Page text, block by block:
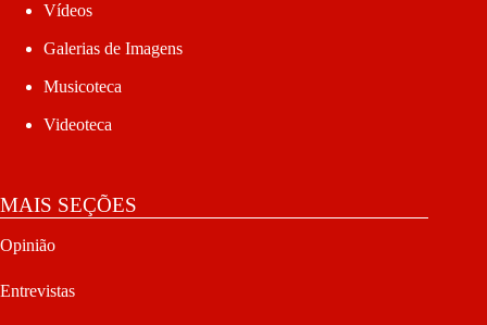
Vídeos
Galerias de Imagens
Musicoteca
Videoteca
MAIS SEÇÕES
Opinião
Entrevistas